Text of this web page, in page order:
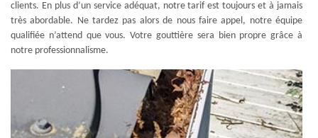
clients. En plus d’un service adéquat, notre tarif est toujours et à jamais
très abordable. Ne tardez pas alors de nous faire appel, notre équipe
qualifiée n’attend que vous. Votre gouttière sera bien propre grâce à
notre professionnalisme.